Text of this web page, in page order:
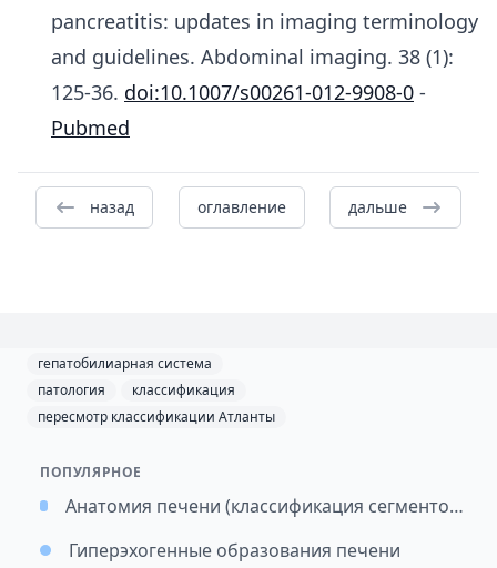
pancreatitis: updates in imaging terminology
and guidelines. Abdominal imaging. 38 (1):
125-36. doi:10.1007/s00261-012-9908-0 -
Pubmed
назад оглавление дальше
гепатобилиарная система
патология
классификация
пересмотр классификации Атланты
ПОПУЛЯРНОЕ
Анатомия печени (классификация сегментов по Куино Couinaud)
Гиперэхогенные образования печени